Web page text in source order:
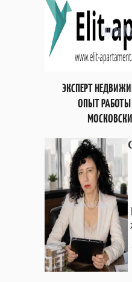
ЭКСПЕРТ
ОПЫТ РАБОТЫ